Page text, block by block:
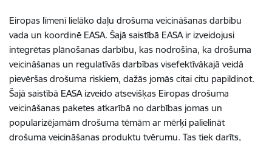
Eiropas līmenī lielāko daļu drošuma veicināšanas darbību
vada un koordinē EASA. Šajā saistībā EASA ir izveidojusi
integrētas plānošanas darbību, kas nodrošina, ka drošuma
veicināšanas un regulatīvās darbības visefektīvākajā veidā
pievēršas drošuma riskiem, dažās jomās citai citu papildinot.
Šajā saistībā EASA izveido atsevišķas Eiropas drošuma
veicināšanas paketes atkarībā no darbības jomas un
popularizējamām drošuma tēmām ar mērķi palielināt
drošuma veicināšanas produktu tvērumu. Tas tiek darīts,